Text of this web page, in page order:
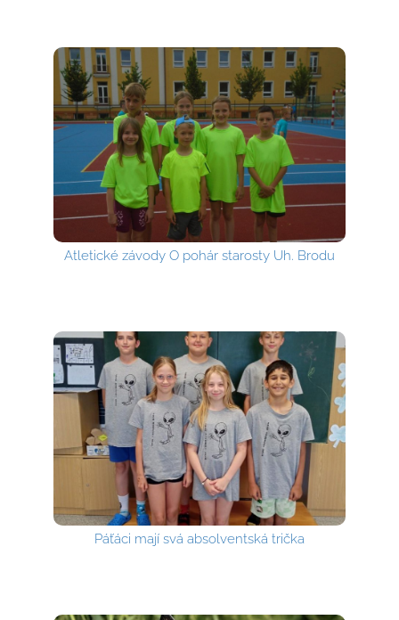
Atletické závody O pohár starosty Uh. Brodu
Páťáci mají svá absolventská trička